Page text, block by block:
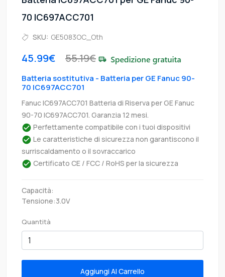
70 IC697ACC701
SKU: GE5083OC_Oth
45.99€ 55.19€
Batteria sostitutiva - Batteria per GE Fanuc 90-
70 IC697ACC701
Fanuc IC697ACC701 Batteria di Riserva per GE Fanuc
90-70 IC697ACC701. Garanzia 12 mesi.
Perfettamente compatibile con i tuoi dispositivi
Le caratteristiche di sicurezza non garantiscono il
surriscaldamento o il sovraccarico
Certificato CE / FCC / RoHS per la sicurezza
Capacità:
Tensione:3.0V
Quantità
Aggiungi Al Carrello